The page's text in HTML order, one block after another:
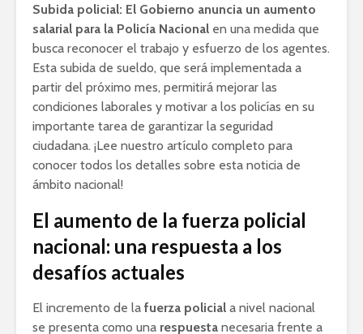
Subida policial: El Gobierno anuncia un aumento
salarial para la Policía Nacional en una medida que
busca reconocer el trabajo y esfuerzo de los agentes.
Esta subida de sueldo, que será implementada a
partir del próximo mes, permitirá mejorar las
condiciones laborales y motivar a los policías en su
importante tarea de garantizar la seguridad
ciudadana. ¡Lee nuestro artículo completo para
conocer todos los detalles sobre esta noticia de
ámbito nacional!
El aumento de la fuerza policial
nacional: una respuesta a los
desafíos actuales
El incremento de la fuerza policial a nivel nacional
se presenta como una respuesta necesaria frente a